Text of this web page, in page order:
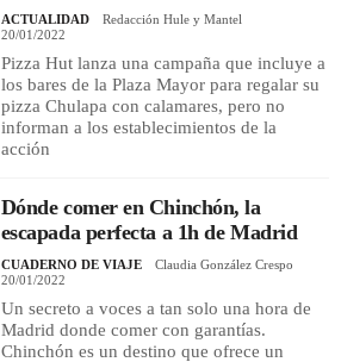
ACTUALIDAD
Redacción Hule y Mantel
20/01/2022
Pizza Hut lanza una campaña que incluye a
los bares de la Plaza Mayor para regalar su
pizza Chulapa con calamares, pero no
informan a los establecimientos de la
acción
Dónde comer en Chinchón, la
escapada perfecta a 1h de Madrid
CUADERNO DE VIAJE
Claudia González Crespo
20/01/2022
Un secreto a voces a tan solo una hora de
Madrid donde comer con garantías.
Chinchón es un destino que ofrece un